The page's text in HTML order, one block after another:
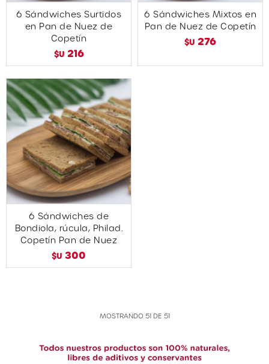
6 Sándwiches Surtidos
en Pan de Nuez de
Copetín
$U 216
6 Sándwiches Mixtos en
Pan de Nuez de Copetín
$U 276
6 Sándwiches de
Bondiola, rúcula, Philad.
Copetín Pan de Nuez
$U 300
MOSTRANDO 51DE 51